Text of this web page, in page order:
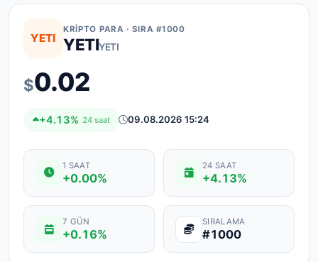
YETI
KRIPTO PARA · SIRA #1000
YETIYETI
$0.02
+4.13% 24 saat 09.08.2026 15:24
1 SAAT
+0.00%
24 SAAT
+4.13%
7 GÜN
+0.16%
SIRALAMA
#1000